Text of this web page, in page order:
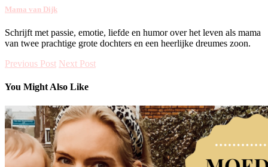
Mama van Dijk
Schrijft met passie, emotie, liefde en humor over het leven als mama
van twee prachtige grote dochters en een heerlijke dreumes zoon.
Previous Post Next Post
You Might Also Like